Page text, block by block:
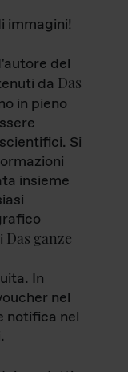
immagini!
del
da Das
in pieno
Si
insieme
Das ganze
In
nel
notifica nel